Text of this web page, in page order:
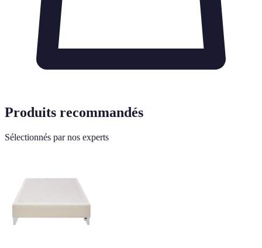
Produits recommandés
Sélectionnés par nos experts